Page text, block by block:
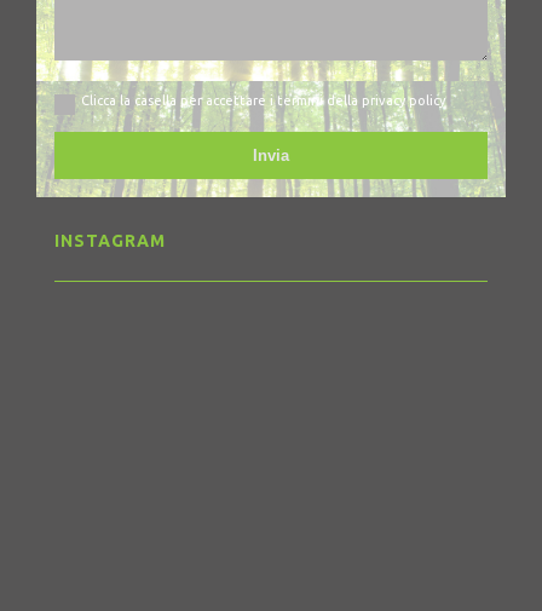
Clicca la casella per accettare i termini della privacy policy
Invia
INSTAGRAM